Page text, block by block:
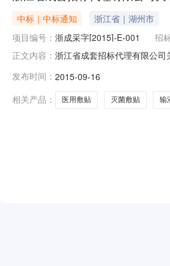
中标｜中标通知
浙江省｜湖州市
项目编号： 浙成采字[2015]-E-001 招
正文内容： 浙江省成套招标代理有限公
001）。磋商小组按《竞争性
国际贸易有限公司（品牌：美
发布时间： 2015-09-16
相关产品：
医用敷贴 灭菌敷贴 输